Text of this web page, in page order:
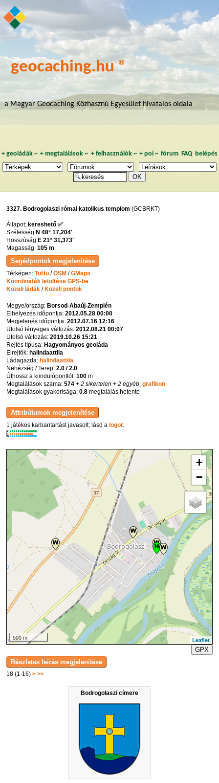
geocaching.hu ®
a Magyar Geocaching Közhasznú Egyesület hivatalos oldala
+ geoládák~ +megtalálások ~ + felhasználók~ + poi~ fórum FAQ belépés
3327. Bodrogolaszi római katolikus templom (GCBRKT)
18 (1-16)> >>
Bodrogolaszi címere
Állapot: kereshető ✅
Szélesség N 48° 17,204'
Hosszúság E 21° 31,373'
Magasság:105 m
Térképen:TuHu /OSM /GMaps
Koordináták letöltése GPS-be
Közeli ládák /Közeli pontok
Megye/ország:Borsod-Abaúj-Zemplén
Elhelyezés időpontja:2012.05.28 00:00
Megjelenés időpontja:2012.07.16 12:16
Utolsó lényeges változás:2012.08.21 00:07
Utolsó változás:2019.10.26 15:21
Rejtés típusa:Hagyományos geoláda
Elrejtők:halindaattila
Ládagazda:halindaattila
Nehézség / Terep:2.0 / 2.0
Úthossz a kiindulóponttól:100 m
Megtalálások száma:574 + 2 sikertelen + 2 egyéb ,grafikon
Megtalálások gyakorisága:0.8 megtalálás hetente
1 játékos karbantartást javasolt; lásd alogot
K
R
W
+
−
500 m
Leaflet
GPX